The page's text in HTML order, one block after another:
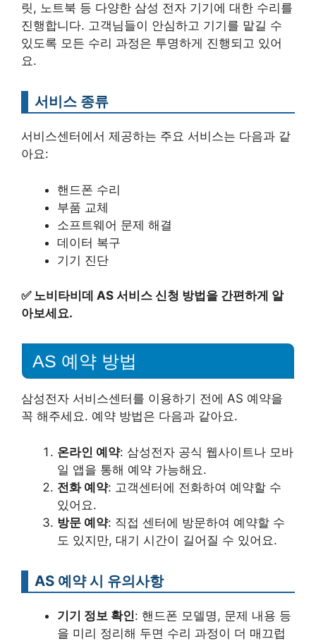
릿, 노트북 등 다양한 삼성 전자 기기에 대한 수리를
진행합니다. 고객님들이 안심하고 기기를 맡길 수
있도록 모든 수리 과정은 투명하게 진행되고 있어
요.
서비스 종류
서비스센터에서 제공하는 주요 서비스는 다음과 같
아요:
핸드폰 수리
부품 교체
소프트웨어 문제 해결
데이터 복구
기기 진단
✅ 노비타비데 AS 서비스 신청 방법을 간편하게 알
아보세요.
AS 예약 방법
삼성전자 서비스센터를 이용하기 전에 AS 예약을
꼭 해주세요. 예약 방법은 다음과 같아요.
온라인 예약: 삼성전자 공식 웹사이트나 모바
일 앱을 통해 예약 가능해요.
전화 예약: 고객센터에 전화하여 예약할 수
있어요.
방문 예약: 직접 센터에 방문하여 예약할 수
도 있지만, 대기 시간이 길어질 수 있어요.
AS 예약 시 유의사항
기기 정보 확인: 핸드폰 모델명, 문제 내용 등
을 미리 정리해 두면 수리 과정이 더 매끄럽